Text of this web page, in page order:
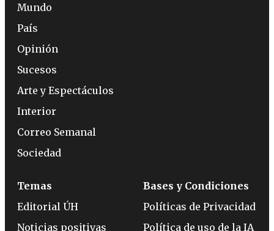
Mundo
País
Opinión
Sucesos
Arte y Espectáculos
Interior
Correo Semanal
Sociedad
Temas
Editorial ÚH
Noticias positivas
Bases y Condiciones
Políticas de Privacidad
Política de uso de la IA